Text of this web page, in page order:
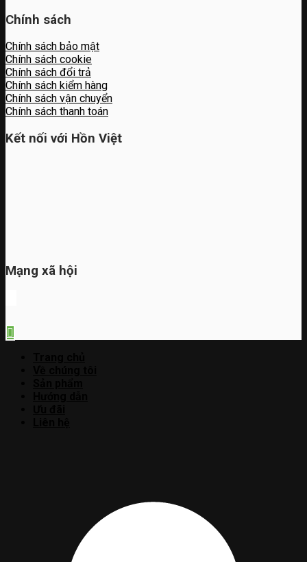
Chính sách
Chính sách bảo mật
Chính sách cookie
Chính sách đổi trả
Chính sách kiểm hàng
Chính sách vận chuyển
Chính sách thanh toán
Kết nối với Hồn Việt
Mạng xã hội